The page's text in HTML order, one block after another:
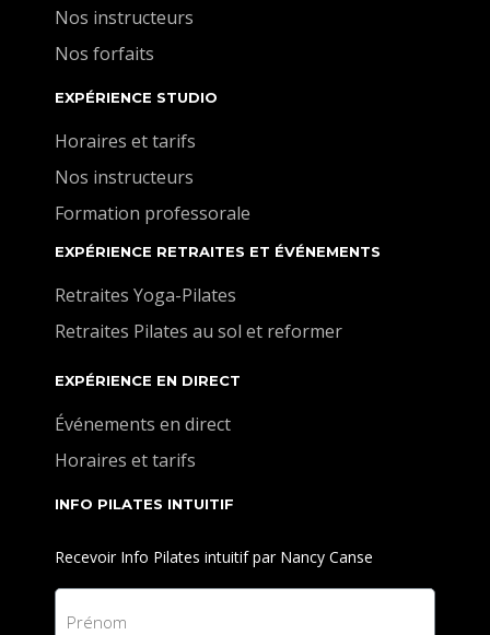
Nos instructeurs
Nos forfaits
EXPÉRIENCE STUDIO
Horaires et tarifs
Nos instructeurs
Formation professorale
EXPÉRIENCE RETRAITES ET ÉVÉNEMENTS
Retraites Yoga-Pilates
Retraites Pilates au sol et reformer
EXPÉRIENCE EN DIRECT
Événements en direct
Horaires et tarifs
INFO PILATES INTUITIF
Recevoir Info Pilates intuitif par Nancy Canse